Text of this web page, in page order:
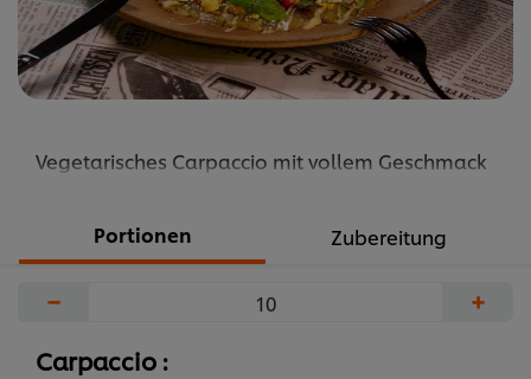
Vegetarisches Carpaccio mit vollem Geschmack
Portionen Zubereitung
− +
Carpaccio :